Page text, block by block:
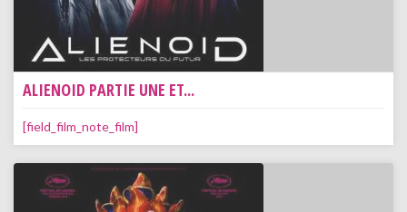
ALIENOID PARTIE UNE ET...
[field_film_note_film]